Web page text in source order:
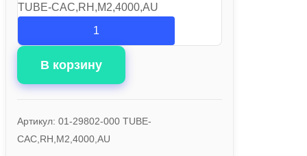
TUBE-CAC,RH,M2,4000,AU
В корзину
Артикул: 01-29802-000 TUBE-
CAC,RH,M2,4000,AU